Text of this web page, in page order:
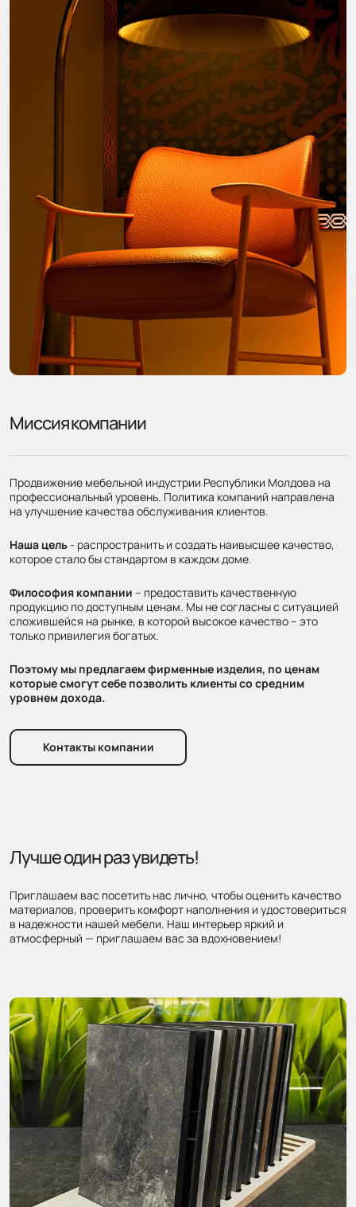
Миссия компании
Продвижение мебельной индустрии Республики Молдова на
профессиональный уровень. Политика компаний направлена
на улучшение качества обслуживания клиентов.
Наша цель- распространить и создать наивысшее качество,
которое стало бы стандартом в каждом доме.
Философия компании – предоставить качественную
продукцию по доступным ценам. Мы не согласны с ситуацией
сложившейся на рынке, в которой высокое качество – это
только привилегия богатых.
Поэтому мы предлагаем фирменные изделия, по ценам
которые смогут себе позволить клиенты со средним
уровнем дохода.
Контакты компании
Лучше один раз увидеть!
Приглашаем вас посетить нас лично, чтобы оценить качество
материалов, проверить комфорт наполнения и удостовериться
в надежности нашей мебели. Наш интерьер яркий и
атмосферный — приглашаем вас за вдохновением!